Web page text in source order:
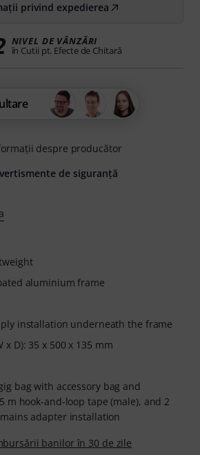
aluminium frame
installation underneath the frame
x D): 35 x 500 x 135 mm
bag with accessory bag and
m hook-and-loop tape (male), and 2
adapter installation
banilor în 30 de zile
privind expedierea
NIVEL DE VÂNZĂRI
în Cutii pt. Efecte de Chitară
despre producător
de siguranță